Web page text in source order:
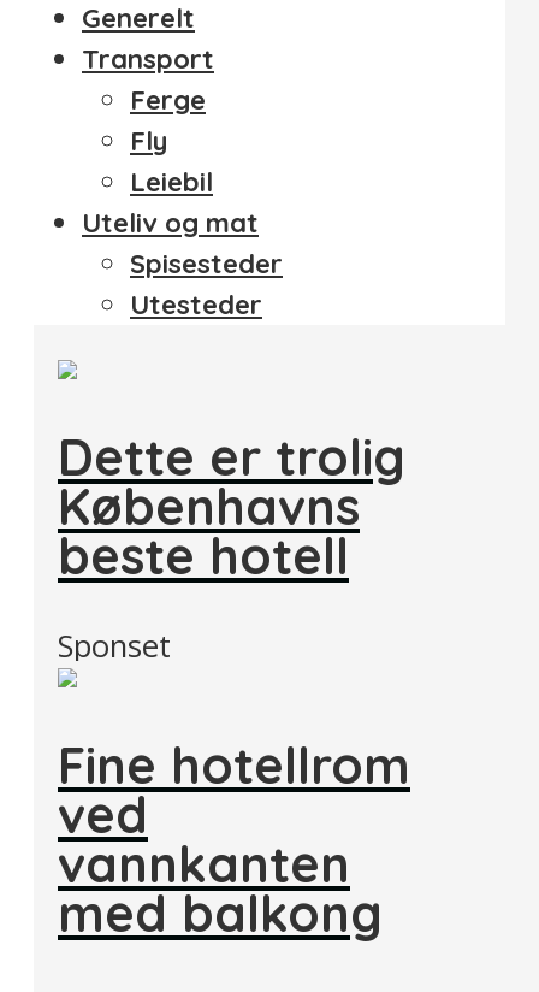
Generelt
Transport
Ferge
Fly
Leiebil
Uteliv og mat
Spisesteder
Utesteder
Dette er trolig
Københavns
beste hotell
Sponset
Fine hotellrom
ved
vannkanten
med balkong